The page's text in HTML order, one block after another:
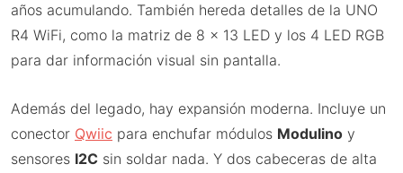
años acumulando. También hereda detalles de la UNO
R4 WiFi, como la matriz de 8 x 13 LED y los 4 LED RGB
para dar información visual sin pantalla.
Además del legado, hay expansión moderna. Incluye un
conector Qwiic para enchufar módulos Modulino y
sensores I2C sin soldar nada. Y dos cabeceras de alta